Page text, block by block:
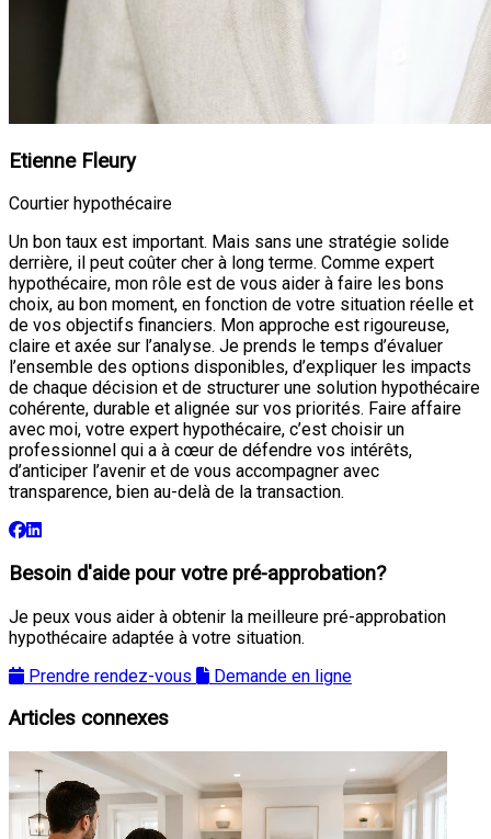
Etienne Fleury
Courtier hypothécaire
Un bon taux est important. Mais sans une stratégie solide
derrière, il peut coûter cher à long terme. Comme expert
hypothécaire, mon rôle est de vous aider à faire les bons
choix, au bon moment, en fonction de votre situation réelle et
de vos objectifs financiers. Mon approche est rigoureuse,
claire et axée sur l’analyse. Je prends le temps d’évaluer
l’ensemble des options disponibles, d’expliquer les impacts
de chaque décision et de structurer une solution hypothécaire
cohérente, durable et alignée sur vos priorités. Faire affaire
avec moi, votre expert hypothécaire, c’est choisir un
professionnel qui a à cœur de défendre vos intérêts,
d’anticiper l’avenir et de vous accompagner avec
transparence, bien au-delà de la transaction.
Besoin d'aide pour votre pré-approbation?
Je peux vous aider à obtenir la meilleure pré-approbation
hypothécaire adaptée à votre situation.
Prendre rendez-vous
Demande en ligne
Articles connexes